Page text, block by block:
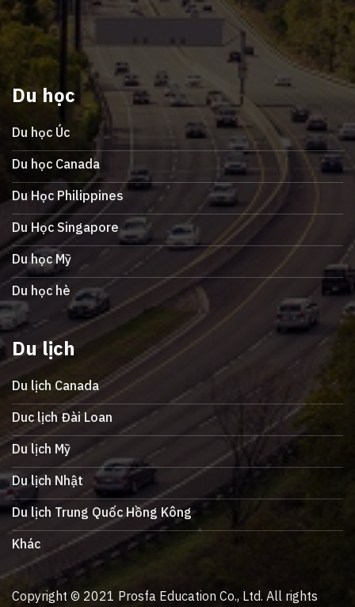
Du học
Du học Úc
Du học Canada
Du Học Philippines
Du Học Singapore
Du học Mỹ
Du học hè
Du lịch
Du lịch Canada
Duc lịch Đài Loan
Du lịch Mỹ
Du lịch Nhật
Du lịch Trung Quốc Hồng Kông
Khác
Copyright © 2021 Prosfa Education Co., Ltd. All rights